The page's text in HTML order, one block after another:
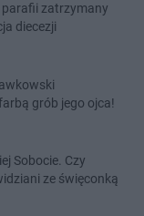
zatrzymany
diecezji
grób jego ojca!
Sobocie. Czy
ze święconką